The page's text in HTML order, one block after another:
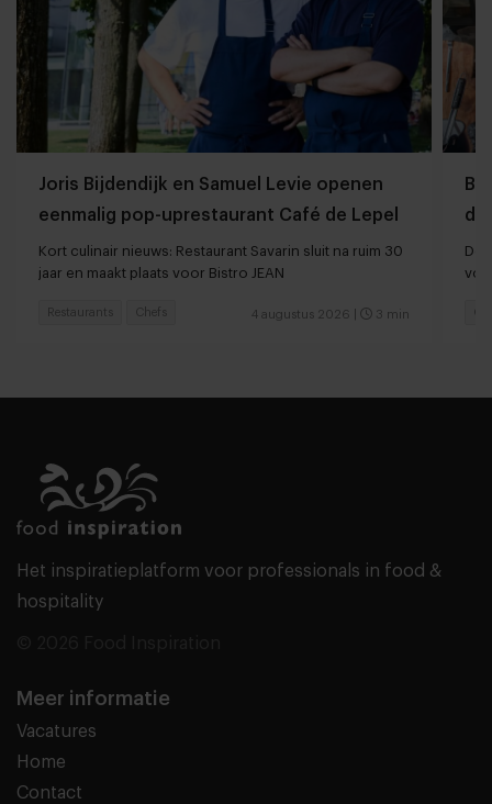
Joris Bijdendijk en Samuel Levie openen
eenmalig pop-uprestaurant Café de Lepel
Kort culinair nieuws: Restaurant Savarin sluit na ruim 30
jaar en maakt plaats voor Bistro JEAN
4 augustus 2026 3 min
Restaurants Chefs
De
Het inspiratieplatform voor professionals in food &
hospitality
Meer informatie
Vacatures
Home
Contact